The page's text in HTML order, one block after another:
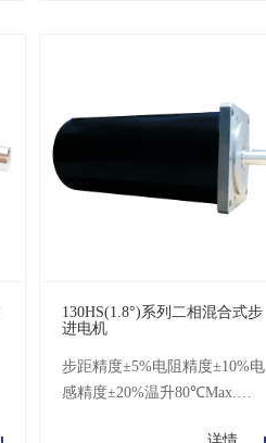
130HS(1.8°)系列二相混合式步
进电机
步距精度±5%电阻精度±10%电
感精度±20%温升80℃Max.环